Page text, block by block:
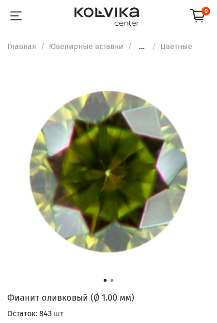
0
Главная Ювелирные вставки ... Цветные
Фианит оливковый (Ø 1.00 мм)
Остаток: 843 шт